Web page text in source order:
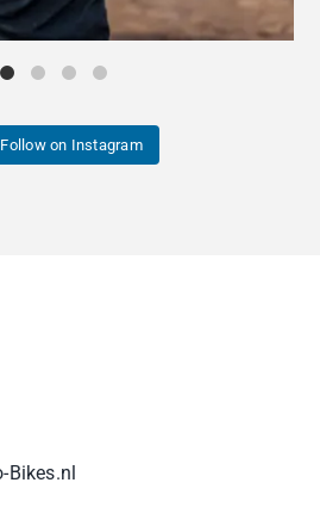
Follow on Instagram
Bikes.nl